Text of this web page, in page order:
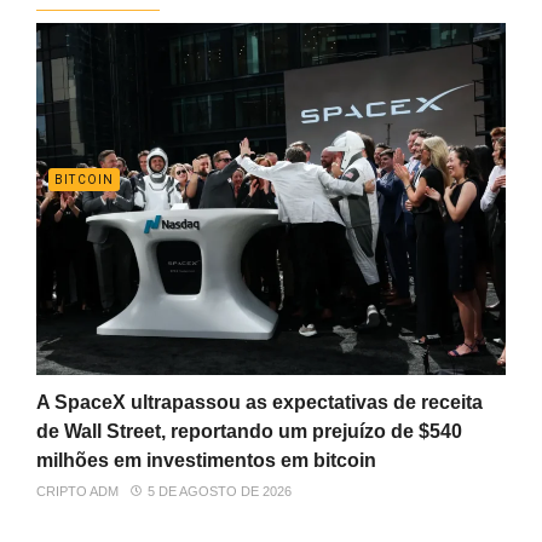
BITCOIN
A SpaceX ultrapassou as expectativas de receita
de Wall Street, reportando um prejuízo de $540
milhões em investimentos em bitcoin
CRIPTO ADM 5 DE AGOSTO DE 2026